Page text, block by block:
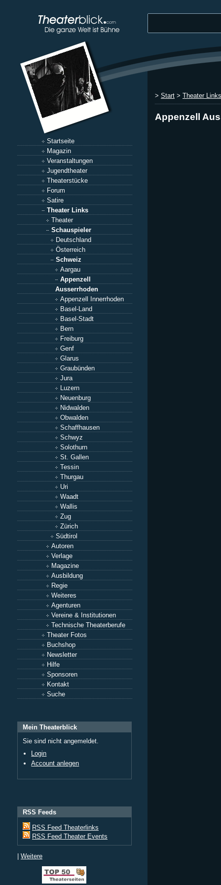
Startseite
Magazin
Veranstaltungen
Jugendtheater
Theaterstücke
Forum
Satire
Theater Links
Theater
Schauspieler
Deutschland
Österreich
Schweiz
Aargau
Appenzell
Ausserrhoden
Appenzell Innerrhoden
Basel-Land
Basel-Stadt
Bern
Freiburg
Genf
Glarus
Graubünden
Jura
Luzern
Neuenburg
Nidwalden
Obwalden
Schaffhausen
Schwyz
Solothurn
St. Gallen
Tessin
Thurgau
Uri
Waadt
Wallis
Zug
Zürich
Südtirol
Autoren
Verlage
Magazine
Ausbildung
Regie
Weiteres
Agenturen
Vereine & Institutionen
Technische Theaterberufe
Theater Fotos
Buchshop
Newsletter
Hilfe
Sponsoren
Kontakt
Suche
Mein Theaterblick
Sie sind nicht angemeldet.
Login
Account anlegen
RSS Feeds
RSS Feed Theaterlinks
RSS Feed Theater Events
| Weitere
> Start > Theater Links
Appenzell